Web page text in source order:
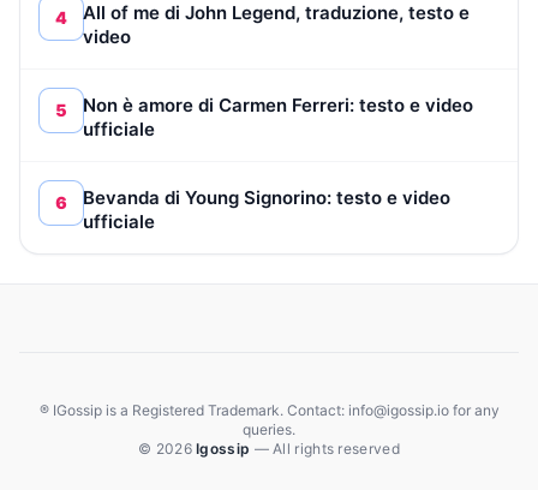
4
All of me di John Legend, traduzione, testo e
video
5
Non è amore di Carmen Ferreri: testo e video
ufficiale
6
Bevanda di Young Signorino: testo e video
ufficiale
® IGossip is a Registered Trademark. Contact: info@igossip.io for any
queries.
© 2026Igossip — All rights reserved